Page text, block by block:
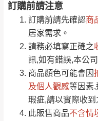
訂購前請注意
訂購前請先確認商
居家需求。
請務必填寫正確之
訊,如有錯誤,本公
商品顏色可能會因
及個人觀感等因素,
瑕疵,請以實際收到
此販售商品不含情
運
運送地區
桃園
注意事項：
由於品項繁多
要購買商品，
Line客服」來
「金額」。
若商品價格或庫
單。部分網路商品
見諒！
0/5 (0)筆
全部 依評論
依評論低至高排列
只顯示附上評論